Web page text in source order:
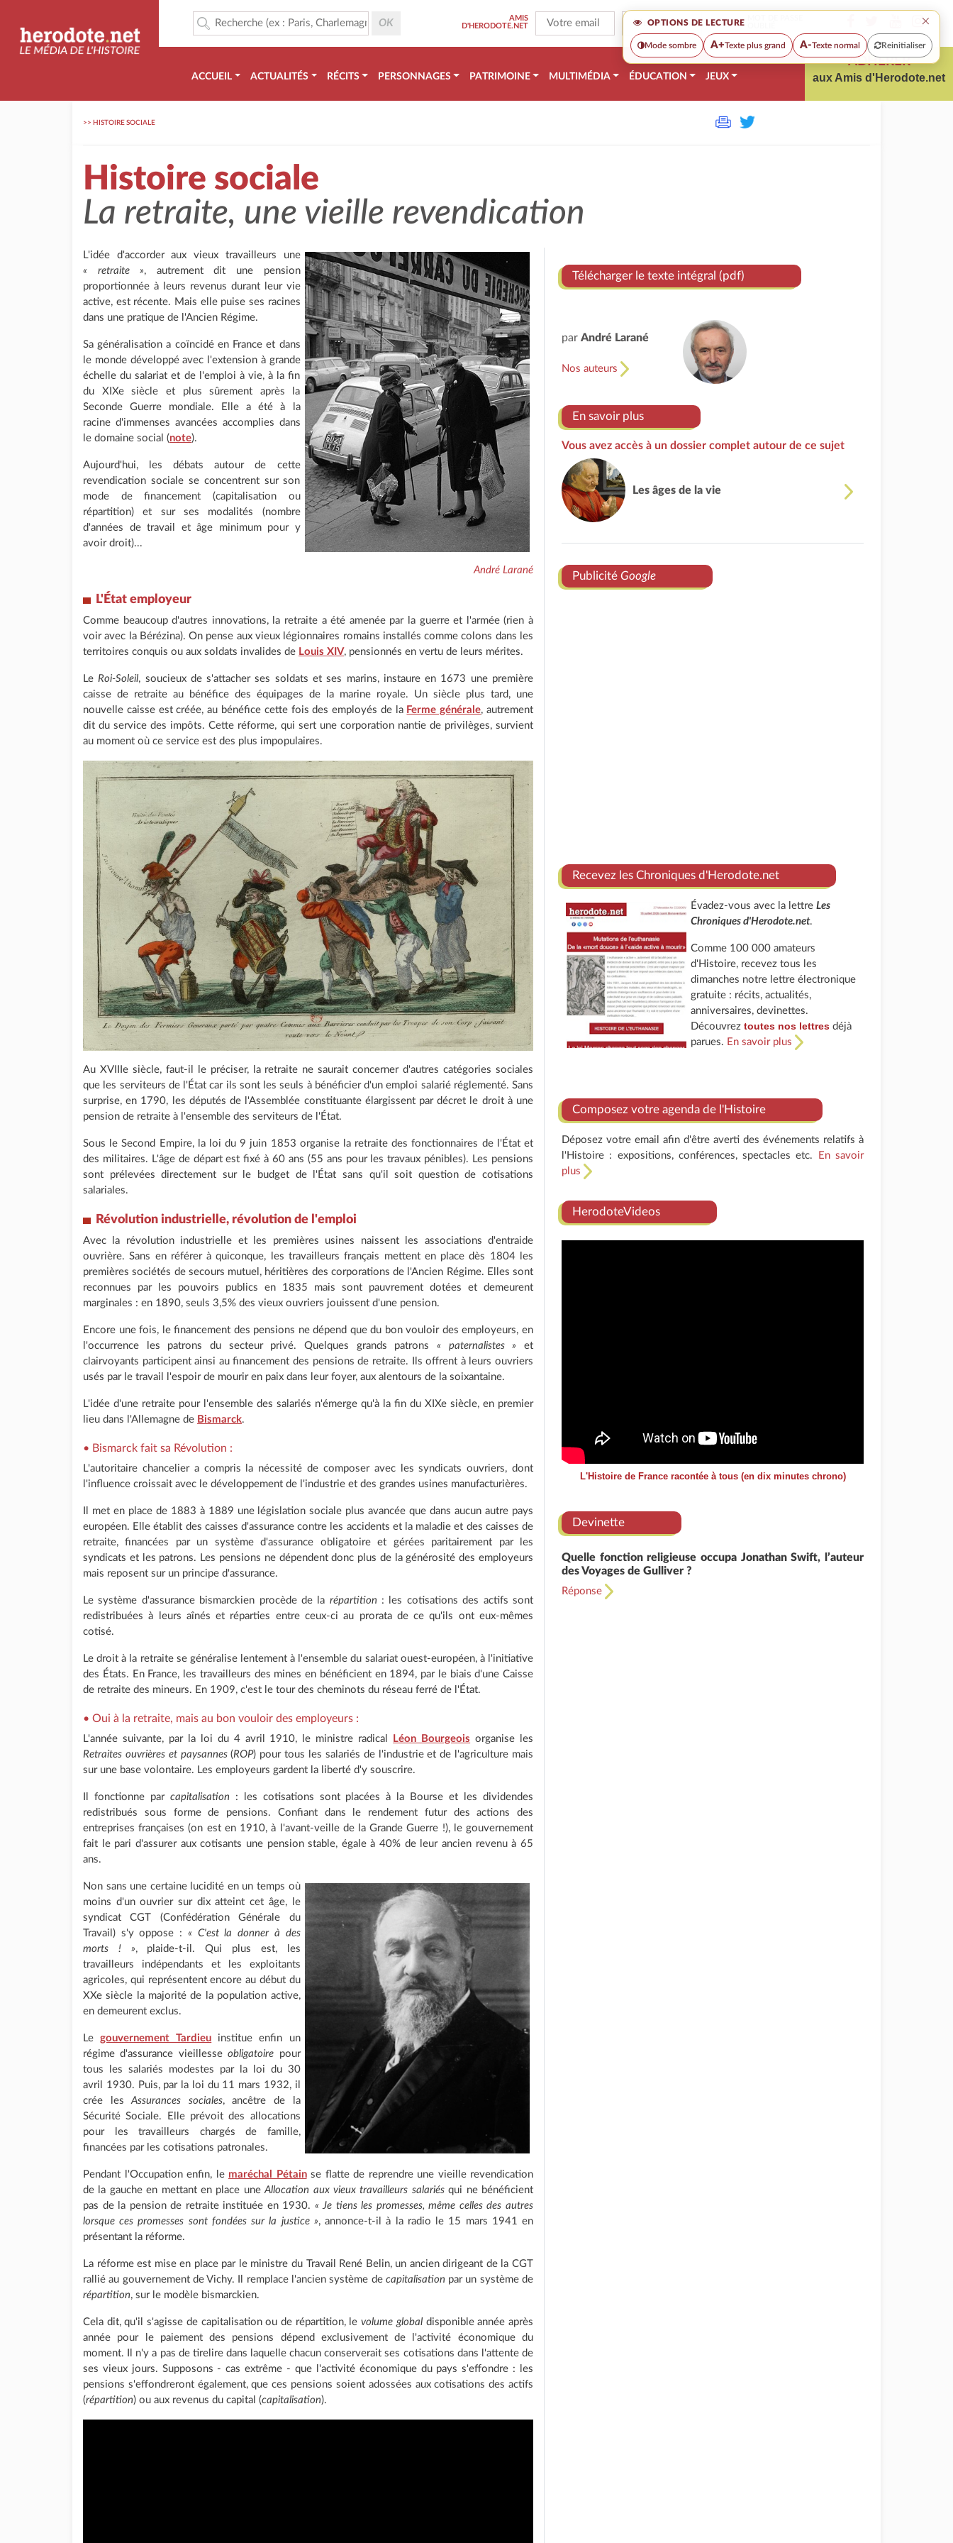
OPTIONS DE LECTURE ×
Mode sombre A+Texte plus grand A-Texte normal Reinitialiser
AMIS
D'HERODOTE.NET
ACCUEIL ACTUALITÉS RÉCITS PERSONNAGES PATRIMOINE MULTIMÉDIA ÉDUCATION JEUX
ADHÉRER
aux Amis d'Herodote.net
>> HISTOIRE SOCIALE
Histoire sociale
La retraite, une vieille revendication
L'idée d'accorder aux vieux travailleurs une
« retraite », autrement dit une pension
proportionnée à leurs revenus durant leur vie
active, est récente. Mais elle puise ses racines
dans une pratique de l'Ancien Régime.
Sa généralisation a coïncidé en France et dans
le monde développé avec l'extension à grande
échelle du salariat et de l'emploi à vie, à la fin
du XIXe siècle et plus sûrement après la
Seconde Guerre mondiale. Elle a été à la
racine d'immenses avancées accomplies dans
le domaine social (note).
Aujourd'hui, les débats autour de cette
revendication sociale se concentrent sur son
mode de financement (capitalisation ou
répartition) et sur ses modalités (nombre
d'années de travail et âge minimum pour y
avoir droit)...
André Larané
L'État employeur
Comme beaucoup d'autres innovations, la retraite a été amenée par la guerre et l'armée (rien à
voir avec la Bérézina). On pense aux vieux légionnaires romains installés comme colons dans les
territoires conquis ou aux soldats invalides de Louis XIV, pensionnés en vertu de leurs mérites.
LeRoi-Soleil, soucieux de s'attacher ses soldats et ses marins, instaure en 1673 une première
caisse de retraite au bénéfice des équipages de la marine royale. Un siècle plus tard, une
nouvelle caisse est créée, au bénéfice cette fois des employés de la Ferme générale, autrement
dit du service des impôts. Cette réforme, qui sert une corporation nantie de privilèges, survient
au moment où ce service est des plus impopulaires.
Au XVIIIe siècle, faut-il le préciser, la retraite ne saurait concerner d'autres catégories sociales
que les serviteurs de l'État car ils sont les seuls à bénéficier d'un emploi salarié réglementé. Sans
surprise, en 1790, les députés de l'Assemblée constituante élargissent par décret le droit à une
pension de retraite à l'ensemble des serviteurs de l'État.
Sous le Second Empire, la loi du 9 juin 1853 organise la retraite des fonctionnaires de l'État et
des militaires. L'âge de départ est fixé à 60 ans (55 ans pour les travaux pénibles). Les pensions
sont prélevées directement sur le budget de l'État sans qu'il soit question de cotisations
salariales.
Révolution industrielle, révolution de l'emploi
Avec la révolution industrielle et les premières usines naissent les associations d'entraide
ouvrière. Sans en référer à quiconque, les travailleurs français mettent en place dès 1804 les
premières sociétés de secours mutuel, héritières des corporations de l'Ancien Régime. Elles sont
reconnues par les pouvoirs publics en 1835 mais sont pauvrement dotées et demeurent
marginales : en 1890, seuls 3,5% des vieux ouvriers jouissent d'une pension.
Encore une fois, le financement des pensions ne dépend que du bon vouloir des employeurs, en
l'occurrence les patrons du secteur privé. Quelques grands patrons « paternalistes » et
clairvoyants participent ainsi au financement des pensions de retraite. Ils offrent à leurs ouvriers
usés par le travail l'espoir de mourir en paix dans leur foyer, aux alentours de la soixantaine.
L'idée d'une retraite pour l'ensemble des salariés n'émerge qu'à la fin du XIXe siècle, en premier
lieu dans l'Allemagne de Bismarck.
• Bismarck fait sa Révolution :
L'autoritaire chancelier a compris la nécessité de composer avec les syndicats ouvriers, dont
l'influence croissait avec le développement de l'industrie et des grandes usines manufacturières.
Il met en place de 1883 à 1889 une législation sociale plus avancée que dans aucun autre pays
européen. Elle établit des caisses d'assurance contre les accidents et la maladie et des caisses de
retraite, financées par un système d'assurance obligatoire et gérées paritairement par les
syndicats et les patrons. Les pensions ne dépendent donc plus de la générosité des employeurs
mais reposent sur un principe d'assurance.
Le système d'assurance bismarckien procède de la répartition : les cotisations des actifs sont
redistribuées à leurs aînés et réparties entre ceux-ci au prorata de ce qu'ils ont eux-mêmes
cotisé.
Le droit à la retraite se généralise lentement à l'ensemble du salariat ouest-européen, à l'initiative
des États. En France, les travailleurs des mines en bénéficient en 1894, par le biais d'une Caisse
de retraite des mineurs. En 1909, c'est le tour des cheminots du réseau ferré de l'État.
• Oui à la retraite, mais au bon vouloir des employeurs :
L'année suivante, par la loi du 4 avril 1910, le ministre radical Léon Bourgeois organise les
Retraites ouvrières et paysannes(ROP) pour tous les salariés de l'industrie et de l'agriculture mais
sur une base volontaire. Les employeurs gardent la liberté d'y souscrire.
Il fonctionne par capitalisation : les cotisations sont placées à la Bourse et les dividendes
redistribués sous forme de pensions. Confiant dans le rendement futur des actions des
entreprises françaises (on est en 1910, à l'avant-veille de la Grande Guerre !), le gouvernement
fait le pari d'assurer aux cotisants une pension stable, égale à 40% de leur ancien revenu à 65
ans.
Non sans une certaine lucidité en un temps où
moins d'un ouvrier sur dix atteint cet âge, le
syndicat CGT (Confédération Générale du
Travail) s'y oppose : « C'est la donner à des
morts ! », plaide-t-il. Qui plus est, les
travailleurs indépendants et les exploitants
agricoles, qui représentent encore au début du
XXe siècle la majorité de la population active,
en demeurent exclus.
Legouvernement Tardieu institue enfin un
régime d'assurance vieillesseobligatoire pour
tous les salariés modestes par la loi du 30
avril 1930. Puis, par la loi du 11 mars 1932, il
crée lesAssurances sociales, ancêtre de la
Sécurité Sociale. Elle prévoit des allocations
pour les travailleurs chargés de famille,
financées par les cotisations patronales.
Pendant l'Occupation enfin, le maréchal Pétainse flatte de reprendre une vieille revendication
de la gauche en mettant en place uneAllocation aux vieux travailleurs salariésqui ne bénéficient
pas de la pension de retraite instituée en 1930. « Je tiens les promesses, même celles des autres
lorsque ces promesses sont fondées sur la justice », annonce-t-il à la radio le 15 mars 1941 en
présentant la réforme.
La réforme est mise en place par le ministre du Travail René Belin, un ancien dirigeant de la CGT
rallié au gouvernement de Vichy. Il remplace l'ancien système de capitalisation par un système de
répartition, sur le modèle bismarckien.
Cela dit, qu'il s'agisse de capitalisation ou de répartition, levolume globaldisponible année après
année pour le paiement des pensions dépend exclusivement de l'activité économique du
moment. Il n'y a pas de tirelire dans laquelle chacun conserverait ses cotisations dans l'attente de
ses vieux jours. Supposons - cas extrême - que l'activité économique du pays s'effondre : les
pensions s'effondreront également, que ces pensions soient adossées aux cotisations des actifs
(répartition) ou aux revenus du capital (capitalisation).
Télécharger le texte intégral (pdf)
par André Larané
Nos auteurs
En savoir plus
Vous avez accès à un dossier complet autour de ce sujet
Les âges de la vie
Publicité Google
Recevez les Chroniques d'Herodote.net
Évadez-vous avec la lettreLes
Chroniques d'Herodote.net.
Comme 100 000 amateurs
d'Histoire, recevez tous les
dimanches notre lettre électronique
gratuite : récits, actualités,
anniversaires, devinettes.
Découvreztoutes nos lettres déjà
parues. En savoir plus
Composez votre agenda de l'Histoire
Déposez votre email afin d'être averti des événements relatifs à
l'Histoire : expositions, conférences, spectacles etc.
En savoir
plus
HerodoteVideos
L'Histoire de France racontée à tous (en dix minutes chrono)
Devinette
Quelle fonction religieuse occupa Jonathan Swift, l’auteur
des Voyages de Gulliver ?
Réponse